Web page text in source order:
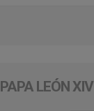
PAPA LEÓN XIV